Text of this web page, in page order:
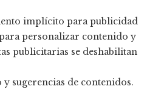
implícito para publicidad
personalizar contenido y
publicitarias se deshabilitan
sugerencias de contenidos.